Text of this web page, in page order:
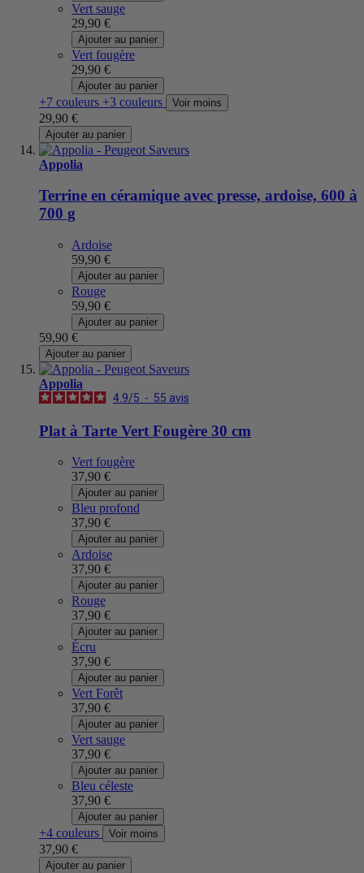
Vert sauge
29,90 €
Ajouter au panier
Vert fougère
29,90 €
Ajouter au panier
+7 couleurs +3 couleurs Voir moins
29,90 €
Ajouter au panier
Appolia
Terrine en céramique avec presse, ardoise, 600 à
700 g
Ardoise
59,90 €
Ajouter au panier
Rouge
59,90 €
Ajouter au panier
59,90 €
Ajouter au panier
Appolia
4.9/5 - 55 avis
Plat à Tarte Vert Fougère 30 cm
Vert fougère
37,90 €
Ajouter au panier
Bleu profond
37,90 €
Ajouter au panier
Ardoise
37,90 €
Ajouter au panier
Rouge
37,90 €
Ajouter au panier
Écru
37,90 €
Ajouter au panier
Vert Forêt
37,90 €
Ajouter au panier
Vert sauge
37,90 €
Ajouter au panier
Bleu céleste
37,90 €
Ajouter au panier
+4 couleurs Voir moins
37,90 €
Ajouter au panier